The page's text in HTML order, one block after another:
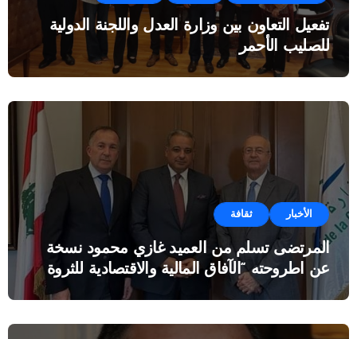
تفعيل التعاون بين وزارة العدل واللجنة الدولية
للصليب الأحمر
الأخبار ثقافة
المرتضى تسلم من العميد غازي محمود نسخة
عن اطروحته “الآفاق المالية والاقتصادية للثروة